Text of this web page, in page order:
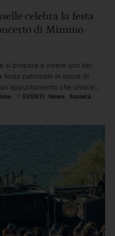
celebra la festa
di Mimmo
si prepara a vivere uno dei
festa patronale in onore di
appuntamento che unisce
coinvolgendo residenti
EVENTI News Società